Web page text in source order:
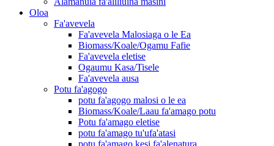
Oloa
Fa'avevela
Fa'avevela Malosiaga o le Ea
Biomass/Koale/Ogamu Fafie
Fa'avevela eletise
Ogaumu Kasa/Tisele
Fa'avevela ausa
Potu fa'agogo
potu fa'agogo malosi o le ea
Biomass/Koale/Laau fa'amago potu
Potu fa'amago eletise
potu fa'amago tu'ufa'atasi
potu fa'amago kesi fa'alenatura